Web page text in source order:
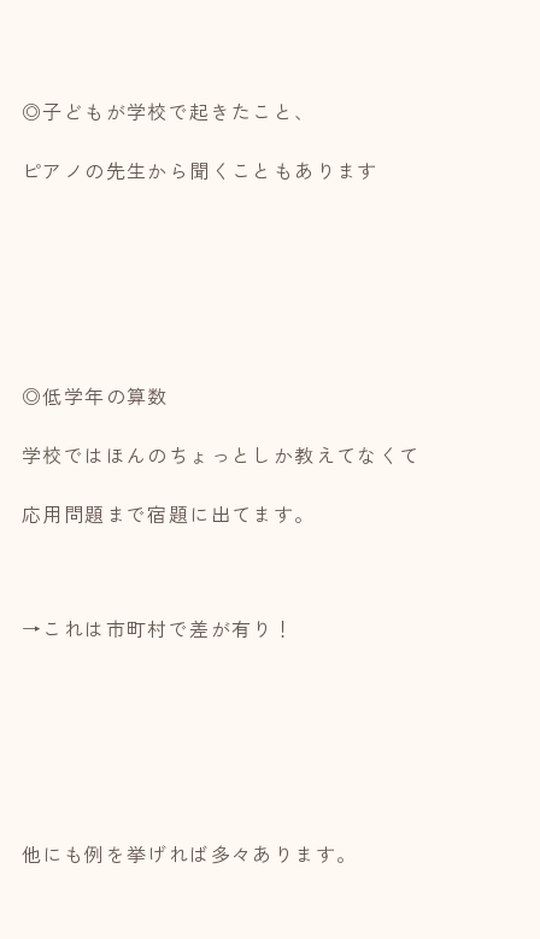
◎子どもが学校で起きたこと、
ピアノの先生から聞くこともあります
◎低学年の算数
学校ではほんのちょっとしか教えてなくて
応用問題まで宿題に出てます。
→これは市町村で差が有り！
他にも例を挙げれば多々あります。